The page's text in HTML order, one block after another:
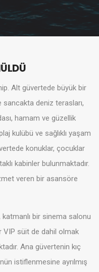
Alt güvertede büyük bir
sancakta deniz terasları,
hamam ve güzellik
kulübü ve sağlıklı yaşam
konuklar, çocuklar
kabinler bulunmaktadır.
veren bir asansöre
bir sinema salonu
VIP süit de dahil olmak
Ana güvertenin kıç
istiflenmesine ayrılmış